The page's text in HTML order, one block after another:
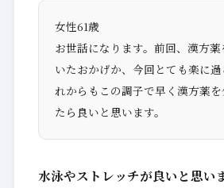
女性61歳
お世話になります。前回、漢方
いたおかげか、今回とても楽に
れからもこの調子で早く漢方薬
たら良いと思います。
水泳やストレッチが良いと思い